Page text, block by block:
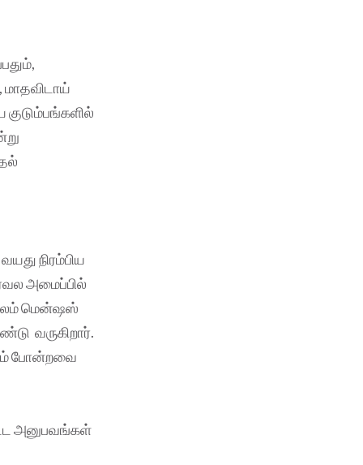
நிரம்பிய
அமைப்பில்
மென்ஷஸ்
வருகிறார்.
போன்றவை
அனுபவங்கள்